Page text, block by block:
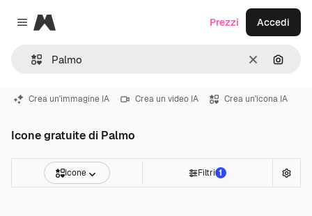
Close menu
Magnific
CancellaCerca
Prezzi Accedi
Crea un'immagine IA Crea un video IA Crea un'icona IA
Icone gratuite di Palmo
Icone Filtri 1